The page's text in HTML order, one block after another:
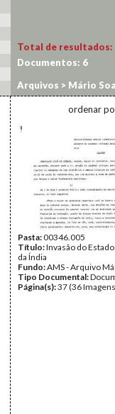
Total de resultados:
Documentos: 6
Arquivos > Mário
ordenar
Pasta:00346.005
Título:Invasão do
da Índia
Fundo:AMS - Arquivo
Tipo Documental:
Página(s):37 (36